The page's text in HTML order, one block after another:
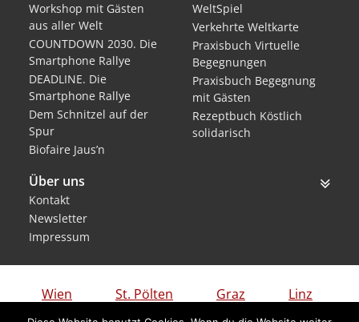
Workshop mit Gästen
aus aller Welt
COUNTDOWN 2030. Die
Smartphone Rallye
DEADLINE. Die
Smartphone Rallye
Dem Schnitzel auf der
Spur
Biofaire Jaus’n
WeltSpiel
Verkehrte Weltkarte
Praxisbuch Virtuelle
Begegnungen
Praxisbuch Begegnung
mit Gästen
Rezeptbuch Köstlich
solidarisch
Über uns
Kontakt
Newsletter
Impressum
Wien St. Pölten Graz
Linz